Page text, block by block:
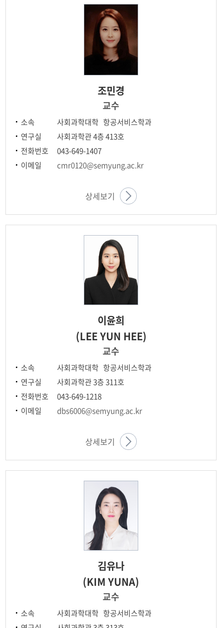
조민경
교수
소속
사회과학대학 항공서비스학과
연구실
사회과학관 4층 413호
전화번호
043-649-1407
이메일
cmr0120@semyung.ac.kr
상세보기
이윤희
(LEE YUN HEE)
교수
소속
사회과학대학 항공서비스학과
연구실
사회과학관 3층 311호
전화번호
043-649-1218
이메일
dbs6006@semyung.ac.kr
상세보기
김유나
(KIM YUNA)
교수
소속
사회과학대학 항공서비스학과